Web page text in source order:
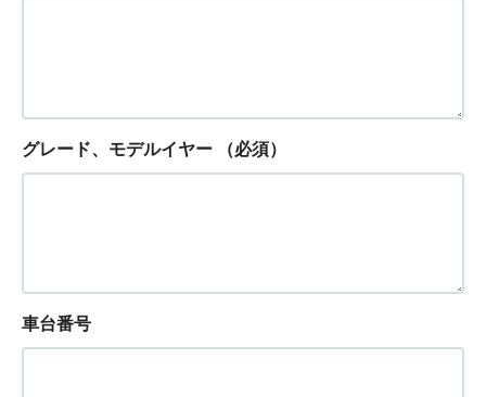
グレード、モデルイヤー （必須）
車台番号